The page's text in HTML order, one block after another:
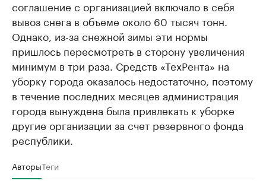
соглашение с организацией включало в себя
вывоз снега в объеме около 60 тысяч тонн.
Однако, из-за снежной зимы эти нормы
пришлось пересмотреть в сторону увеличения
минимум в три раза. Средств «ТехРента» на
уборку города оказалось недостаточно, поэтому
в течение последних месяцев администрация
города вынуждена была привлекать к уборке
другие организации за счет резервного фонда
республики.
АвторыТеги